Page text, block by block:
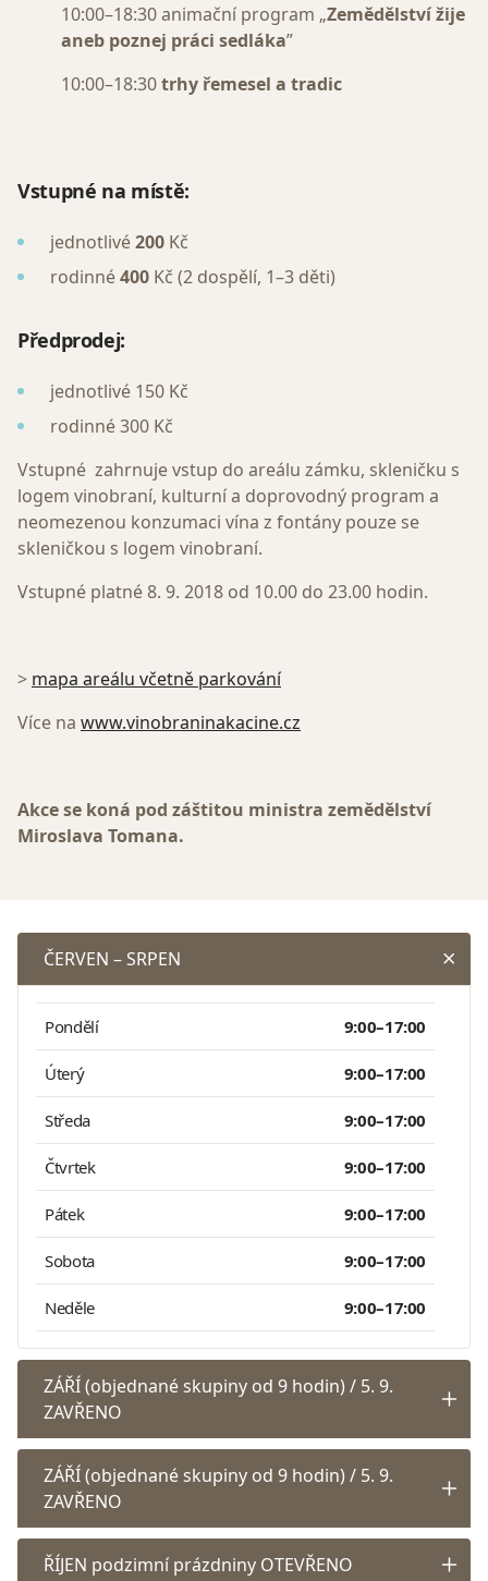
10:00–18:30 animační program „Zemědělství žije
aneb poznej práci sedláka”
10:00–18:30trhy řemesel a tradic
Vstupné na místě:
jednotlivé200 Kč
rodinné400 Kč (2 dospělí, 1–3 děti)
Předprodej:
jednotlivé 150 Kč
rodinné 300 Kč
Vstupné zahrnuje vstup do areálu zámku, skleničku s
logem vinobraní, kulturní a doprovodný program a
neomezenou konzumaci vína z fontány pouze se
skleničkou s logem vinobraní.
Vstupné platné 8. 9. 2018 od 10.00 do 23.00 hodin.
> mapa areálu včetně parkování
Více na www.vinobraninakacine.cz
Akce se koná pod záštitou ministra zemědělství
Miroslava Tomana.
ČERVEN – SRPEN
Pondělí 9:00–17:00
Úterý 9:00–17:00
Středa 9:00–17:00
Čtvrtek 9:00–17:00
Pátek 9:00–17:00
Sobota 9:00–17:00
Neděle 9:00–17:00
ZÁŘÍ (objednané skupiny od 9 hodin) / 5. 9.
ZAVŘENO
ZÁŘÍ (objednané skupiny od 9 hodin) / 5. 9.
ZAVŘENO
ŘÍJEN podzimní prázdniny OTEVŘENO